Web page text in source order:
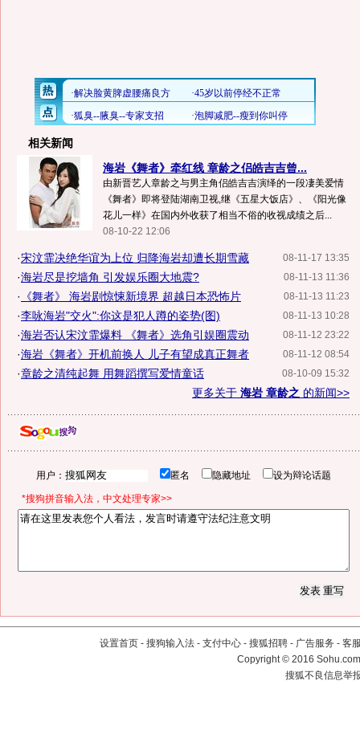
相关新闻
海岩《舞者》牵红线 章龄之侣皓吉吉曾...
由新晋艺人章龄之与男主角侣皓吉吉演绎的一段凄美爱情
《舞者》即将登陆湖南卫视,继《五星大饭店》、《阳光像
花儿一样》在国内外收获了相当不俗的收视成绩之后...
08-10-22 12:06
08-11-17 13:35
·宋汶霏决绝华谊为上位 归降海岩却遭长期雪藏
08-11-13 11:36
·海岩尽是挖墙角 引发娱乐圈大地震?
08-11-13 11:23
· 《舞者》 海岩剧惊悚新境界 超越日本恐怖片
08-11-13 10:28
·李咏海岩"交火":你这是犯人蹲的姿势(图)
08-11-12 23:22
·海岩否认宋汶霏爆料 《舞者》选角引娱圈震动
08-11-12 08:54
·海岩《舞者》开机前换人 儿子有望成真正舞者
08-10-09 15:32
·章龄之清纯起舞 用舞蹈撰写爱情童话
更多关于 海岩 章龄之 的新闻>>
用户： 匿名 隐藏地址 设为辩论话题
*搜狗拼音输入法，中文处理专家>>
设置首页 - 搜狗输入法 - 支付中心 - 搜狐招聘 - 广告服务 - 客
Copyright©2016
搜狐不良信息举